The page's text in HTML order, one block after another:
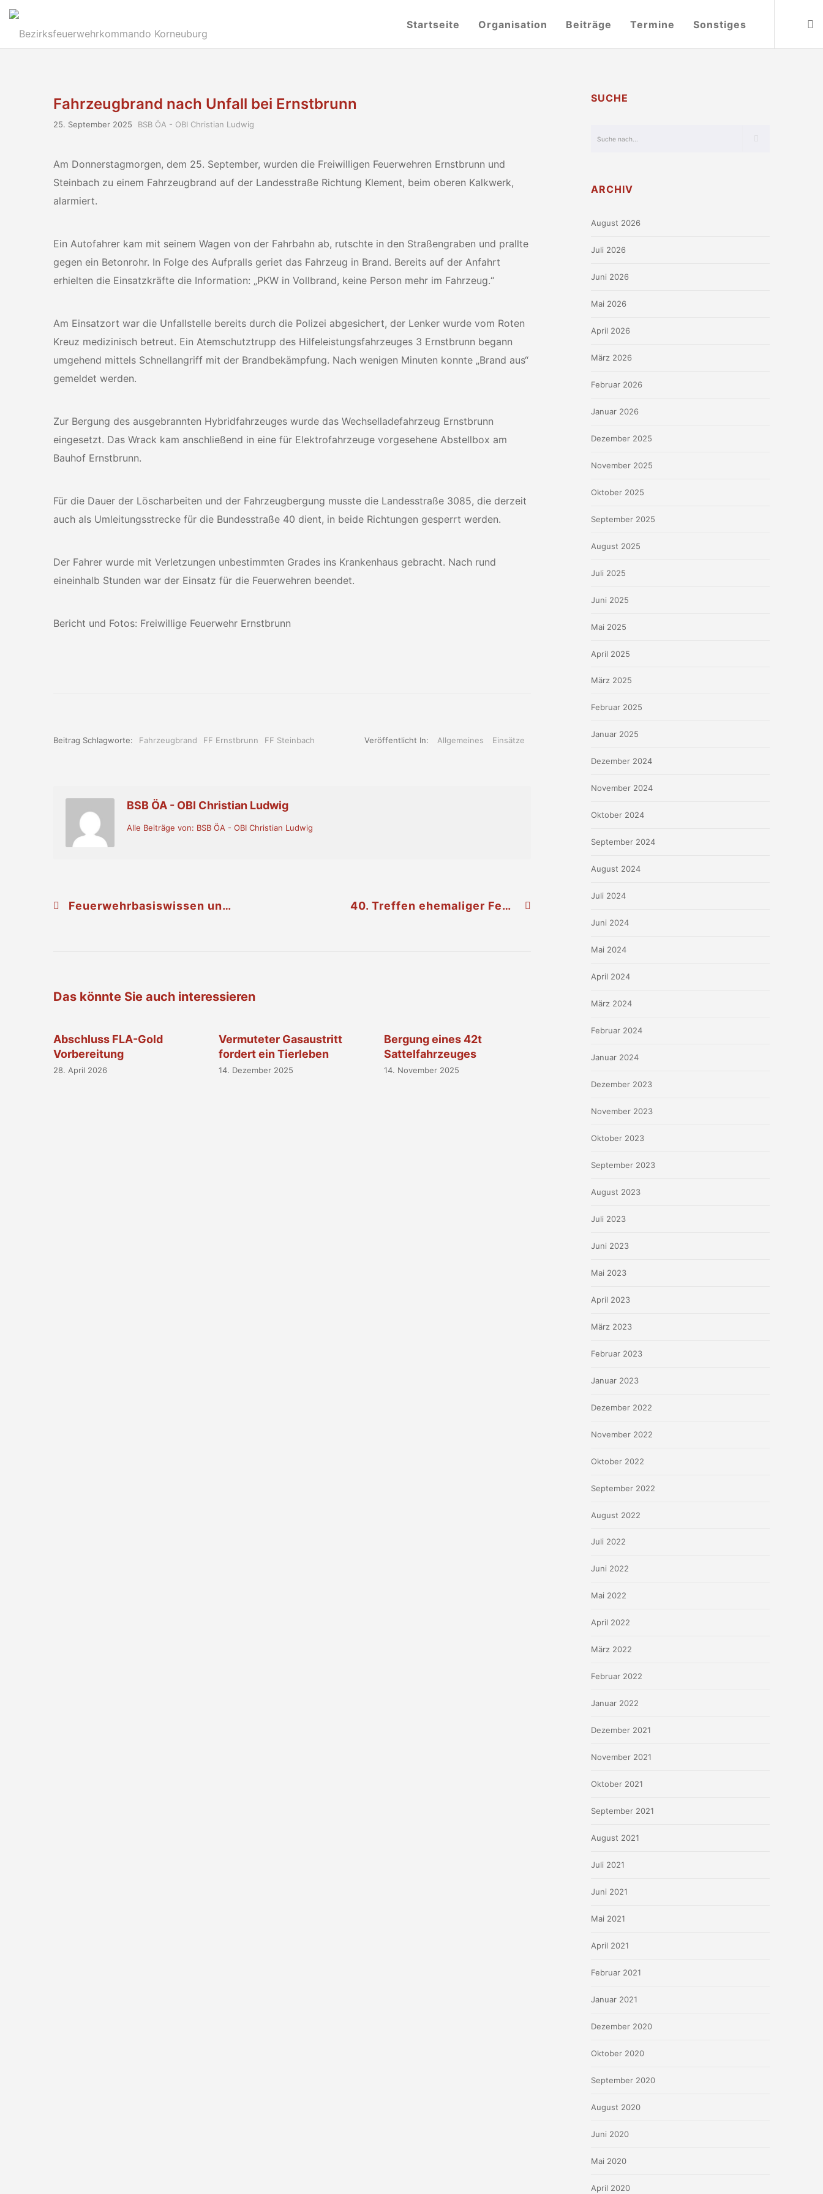
Startseite Organisation Beiträge Termine Sonstiges
Fahrzeugbrand nach Unfall bei Ernstbrunn
25. September 2025 BSB ÖA - OBI Christian Ludwig
Am Donnerstagmorgen, dem 25. September, wurden die Freiwilligen Feuerwehren Ernstbrunn und
Steinbach zu einem Fahrzeugbrand auf der Landesstraße Richtung Klement, beim oberen Kalkwerk,
alarmiert.
Ein Autofahrer kam mit seinem Wagen von der Fahrbahn ab, rutschte in den Straßengraben und prallte
gegen ein Betonrohr. In Folge des Aufpralls geriet das Fahrzeug in Brand. Bereits auf der Anfahrt
erhielten die Einsatzkräfte die Information: „PKW in Vollbrand, keine Person mehr im Fahrzeug.“
Am Einsatzort war die Unfallstelle bereits durch die Polizei abgesichert, der Lenker wurde vom Roten
Kreuz medizinisch betreut. Ein Atemschutztrupp des Hilfeleistungsfahrzeuges 3 Ernstbrunn begann
umgehend mittels Schnellangriff mit der Brandbekämpfung. Nach wenigen Minuten konnte „Brand aus“
gemeldet werden.
Zur Bergung des ausgebrannten Hybridfahrzeuges wurde das Wechselladefahrzeug Ernstbrunn
eingesetzt. Das Wrack kam anschließend in eine für Elektrofahrzeuge vorgesehene Abstellbox am
Bauhof Ernstbrunn.
Für die Dauer der Löscharbeiten und der Fahrzeugbergung musste die Landesstraße 3085, die derzeit
auch als Umleitungsstrecke für die Bundesstraße 40 dient, in beide Richtungen gesperrt werden.
Der Fahrer wurde mit Verletzungen unbestimmten Grades ins Krankenhaus gebracht. Nach rund
eineinhalb Stunden war der Einsatz für die Feuerwehren beendet.
Bericht und Fotos: Freiwillige Feuerwehr Ernstbrunn
Beitrag Schlagworte: Fahrzeugbrand FF Ernstbrunn FF Steinbach Veröffentlicht In: Allgemeines Einsätze
BSB ÖA - OBI Christian Ludwig
Alle Beiträge von: BSB ÖA - OBI Christian Ludwig
Feuerwehrbasiswissen und Abschluss Truppmann in Großmugl 40. Treffen ehemaliger Feuerwehrfunktionäre des NÖ-Landesfeuerwehrverbandes
Das könnte Sie auch interessieren
Abschluss FLA-Gold
Vorbereitung
28. April 2026
Vermuteter Gasaustritt
fordert ein Tierleben
14. Dezember 2025
Bergung eines 42t
Sattelfahrzeuges
14. November 2025
SUCHE
ARCHIV
August 2026
Juli 2026
Juni 2026
Mai 2026
April 2026
März 2026
Februar 2026
Januar 2026
Dezember 2025
November 2025
Oktober 2025
September 2025
August 2025
Juli 2025
Juni 2025
Mai 2025
April 2025
März 2025
Februar 2025
Januar 2025
Dezember 2024
November 2024
Oktober 2024
September 2024
August 2024
Juli 2024
Juni 2024
Mai 2024
April 2024
März 2024
Februar 2024
Januar 2024
Dezember 2023
November 2023
Oktober 2023
September 2023
August 2023
Juli 2023
Juni 2023
Mai 2023
April 2023
März 2023
Februar 2023
Januar 2023
Dezember 2022
November 2022
Oktober 2022
September 2022
August 2022
Juli 2022
Juni 2022
Mai 2022
April 2022
März 2022
Februar 2022
Januar 2022
Dezember 2021
November 2021
Oktober 2021
September 2021
August 2021
Juli 2021
Juni 2021
Mai 2021
April 2021
Februar 2021
Januar 2021
Dezember 2020
Oktober 2020
September 2020
August 2020
Juni 2020
Mai 2020
April 2020